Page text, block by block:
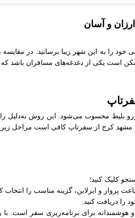
و آسان
خود را به این شهر زیبا برسانید. در
است یکی از دغدغه‌های مسافران باشد که
بلیط محسوب می‌شود. این روش به‌دلیل
مشهد کرج از سفرتاپ کافی است مراحل زیر
کلیک کنید؛
و ایرلاین، گزینه مناسب را انتخاب
را دریافت کنید.
برای برنامه‌ریزی سفر است. با